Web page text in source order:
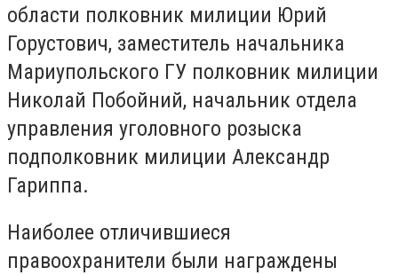
области полковник милиции Юрий
Горустович, заместитель начальника
Мариупольского ГУ полковник милиции
Николай Побойний, начальник отдела
управления уголовного розыска
подполковник милиции Александр
Гариппа.
Наиболее отличившиеся
правоохранители были награждены